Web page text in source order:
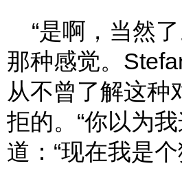
“是啊，当然了
那种感觉。
从不曾了解这种
拒的。“你以为
道：“现在我是